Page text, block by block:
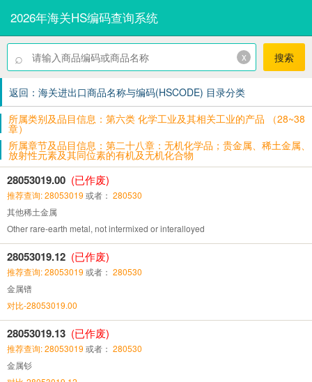
2026年海关HS编码查询系统
⌕ x 搜索
返回：海关进出口商品名称与编码(HSCODE) 目录分类
所属类别及品目信息：第六类 化学工业及其相关工业的产品 （28~38
章）
所属章节及品目信息：第二十八章：无机化学品；贵金属、稀土金属、
放射性元素及其同位素的有机及无机化合物
28053019.00 (已作废)
推荐查询: 28053019 或者： 280530
其他稀土金属
Other rare-earth metal, not intermixed or interalloyed
28053019.12 (已作废)
推荐查询: 28053019 或者： 280530
金属镨
对比-28053019.00
28053019.13 (已作废)
推荐查询: 28053019 或者： 280530
金属钐